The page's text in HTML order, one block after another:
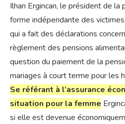
Ilhan Ergincan, le président de
forme indépendante des
qui a fait des déclarations
règlement des pensions
question du paiement de la
mariages à court terme pour les
Se référant à l’assurance
situation pour la femme
si elle est devenue